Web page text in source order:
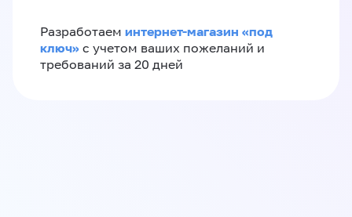
Разработаем интернет-магазин «‎под
ключ»‎ с учетом ваших пожеланий и
требований за 20 дней